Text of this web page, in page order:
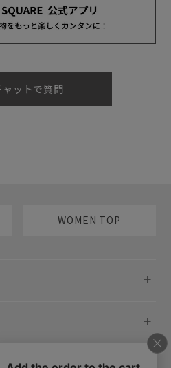
ャットで質問
WOMEN TOP